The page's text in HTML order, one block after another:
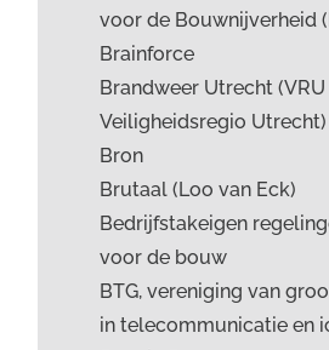
voor de Bouwnijverheid
Brainforce
Brandweer Utrecht (VRU
Veiligheidsregio Utrecht)
Bron
Brutaal (Loo van Eck)
Bedrijfstakeigen
voor de bouw
BTG, vereniging van
in telecommunicatie en